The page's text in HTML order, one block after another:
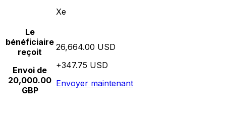
Xe
Le
bénéficiaire
reçoit
Envoi de
20,000.00
GBP
26,664.00 USD
+347.75 USD
Envoyer maintenant